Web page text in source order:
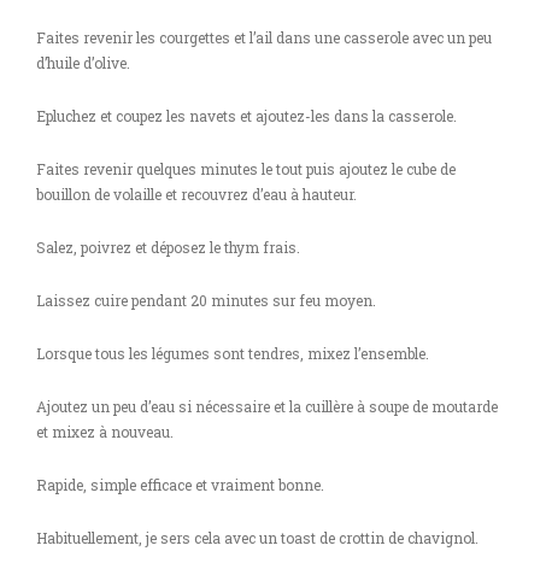
Faites revenir les courgettes et l’ail dans une casserole avec un peu
d’huile d’olive.
Epluchez et coupez les navets et ajoutez-les dans la casserole.
Faites revenir quelques minutes le tout puis ajoutez le cube de
bouillon de volaille et recouvrez d’eau à hauteur.
Salez, poivrez et déposez le thym frais.
Laissez cuire pendant 20 minutes sur feu moyen.
Lorsque tous les légumes sont tendres, mixez l’ensemble.
Ajoutez un peu d’eau si nécessaire et la cuillère à soupe de moutarde
et mixez à nouveau.
Rapide, simple efficace et vraiment bonne.
Habituellement, je sers cela avec un toast de crottin de chavignol.